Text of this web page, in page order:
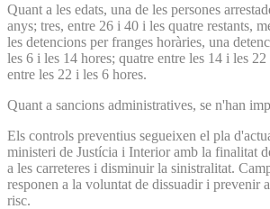
Quant a les edats, una de les persones
anys; tres, entre 26 i 40 i les quatre restants,
les detencions per franges horàries, una
les 6 i les 14 hores; quatre entre les 14 i les 22
entre les 22 i les 6 hores.
Quant a sancions administratives, se n'han
Els controls preventius segueixen el pla
ministeri de Justícia i Interior amb la finalitat
a les carreteres i disminuir la sinistralitat.
responen a la voluntat de dissuadir i prevenir
risc.